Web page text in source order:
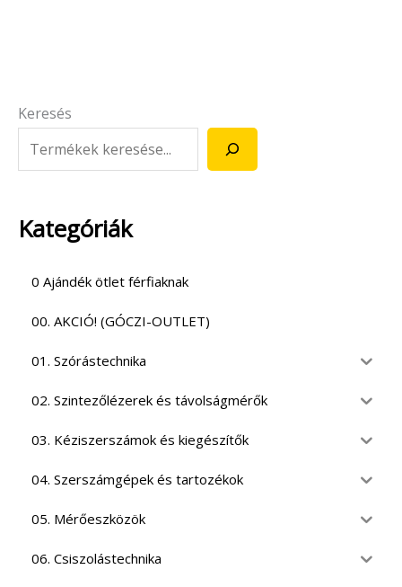
Keresés
Kategóriák
0 Ajándék ötlet férfiaknak
00. AKCIÓ! (GÓCZI-OUTLET)
01. Szórástechnika
02. Szintezőlézerek és távolságmérők
03. Kéziszerszámok és kiegészítők
04. Szerszámgépek és tartozékok
05. Mérőeszközök
06. Csiszolástechnika